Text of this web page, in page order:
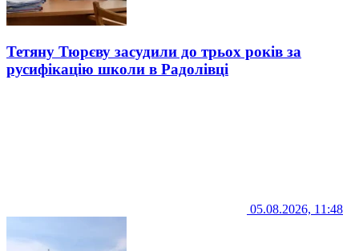
Тетяну Тюрєву засудили до трьох років за
русифікацію школи в Радолівці
05.08.2026, 11:48